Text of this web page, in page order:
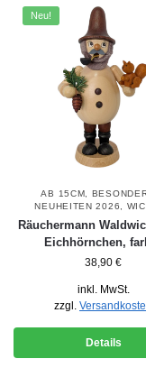
Neu!
AB 15CM
NEUHEITEN 2026
Räuchermann
Eichhörnchen,
38,90 €
inkl. MwSt.
zzgl.
Details